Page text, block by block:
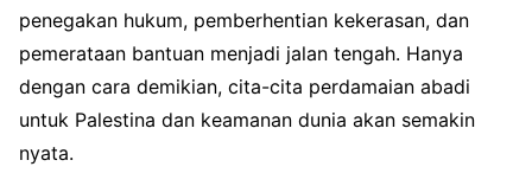
penegakan hukum, pemberhentian kekerasan, dan
pemerataan bantuan menjadi jalan tengah. Hanya
dengan cara demikian, cita-cita perdamaian abadi
untuk Palestina dan keamanan dunia akan semakin
nyata.